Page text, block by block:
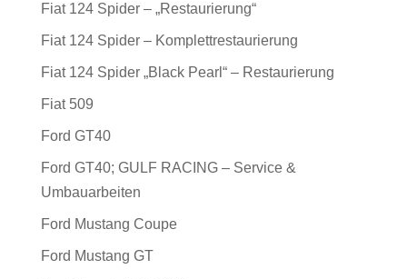
Fiat 124 Spider – „Restaurierung“
Fiat 124 Spider – Komplettrestaurierung
Fiat 124 Spider „Black Pearl“ – Restaurierung
Fiat 509
Ford GT40
Ford GT40; GULF RACING – Service &
Umbauarbeiten
Ford Mustang Coupe
Ford Mustang GT